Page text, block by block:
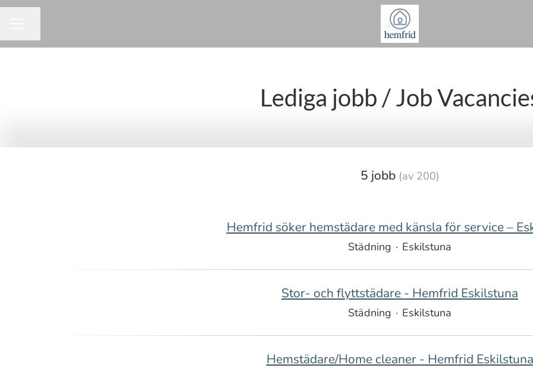
Lediga jobb / Job
5 jobb (av 200)
Hemfrid söker hemstädare med känsla för service –
Städning · Eskilstuna
Stor- och flyttstädare - Hemfrid Eskilstuna
Städning · Eskilstuna
Hemstädare/Home cleaner - Hemfrid Eskilstuna